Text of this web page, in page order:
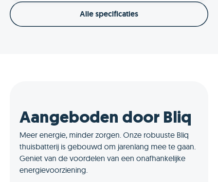
Alle specificaties
Aangeboden door Bliq
Meer energie, minder zorgen. Onze robuuste Bliq
thuisbatterij is gebouwd om jarenlang mee te gaan.
Geniet van de voordelen van een onafhankelijke
energievoorziening.